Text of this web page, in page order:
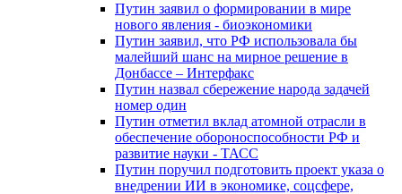
Путин заявил о формировании в мире
нового явления - биоэкономики
Путин заявил, что РФ использовала бы
малейший шанс на мирное решение в
Донбассе – Интерфакс
Путин назвал сбережение народа задачей
номер один
Путин отметил вклад атомной отрасли в
обеспечение обороноспособности РФ и
развитие науки - ТАСС
Путин поручил подготовить проект указа о
внедрении ИИ в экономике, соцсфере,